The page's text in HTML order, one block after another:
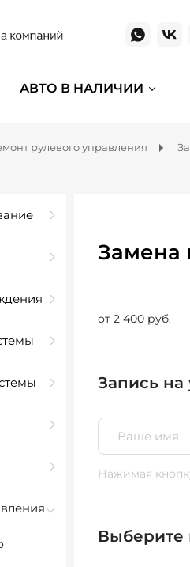
АВТО В НАЛИЧИИ
рулевого управления
Замена
от 2 400 руб.
Запись на
Нажимая
Выберите